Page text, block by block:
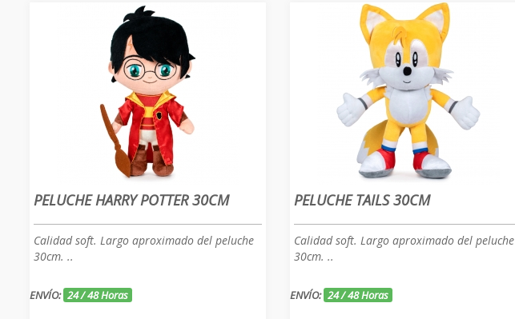
PELUCHE HARRY POTTER 30CM
Calidad soft. Largo aproximado del peluche
30cm. ..
ENVÍO: 24 / 48 Horas
PELUCHE TAILS 30CM
Calidad soft. Largo aproximado del peluche
30cm. ..
ENVÍO: 24 / 48 Horas